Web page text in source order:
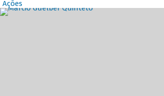
Ações
Destaques